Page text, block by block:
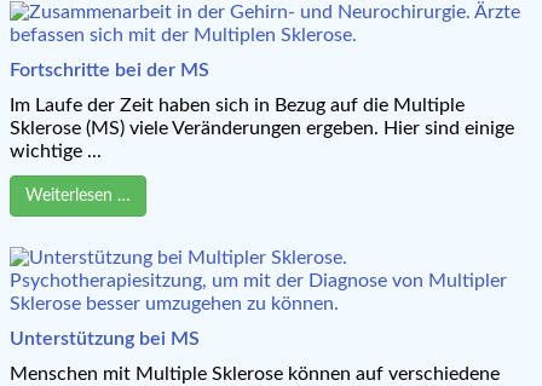
Fortschritte bei der MS
Im Laufe der Zeit haben sich in Bezug auf die Multiple
Sklerose (MS) viele Veränderungen ergeben. Hier sind einige
wichtige ...
Weiterlesen …
Unterstützung bei MS
Menschen mit Multiple Sklerose können auf verschiedene